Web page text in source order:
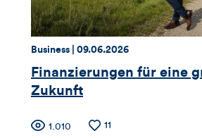
Thema:
Business | Datum:
09.06.2026
Finanzierungen für eine
Zukunft
Zähler
Anzahl
1.010
Anzahl
11